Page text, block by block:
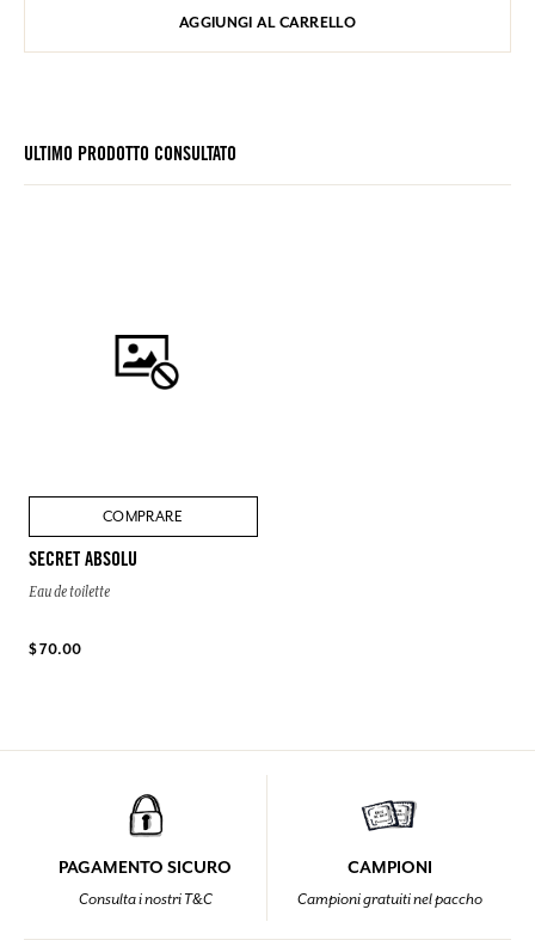
AGGIUNGI AL CARRELLO
ULTIMO PRODOTTO CONSULTATO
COMPRARE
SECRET ABSOLU
Eau de toilette
$ 70.00
PAGAMENTO SICURO
Consulta i nostri T&C
CAMPIONI
Campioni gratuiti nel paccho